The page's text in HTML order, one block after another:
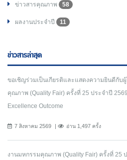
ข่าวสารคุณภาพ 58
ผลงานประจำปี 11
ข่าวสารล่าสุด
ขอเชิญร่วมเป็นเกียรติและแสดงความยินดีกับ
คุณภาพ (Quality Fair) ครั้งที่ 25 ประจำปี
Excellence Outcome
7 สิงหาคม 2569 อ่าน 1,497 ครั้ง
งานมหกรรมคุณภาพ (Quality Fair) ครั้งที่ 25